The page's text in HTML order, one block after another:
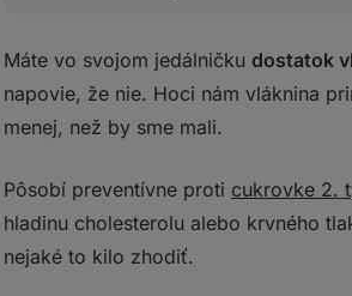
Vláknina je pre naše zdravie
Rozpustná vláknina:
Nerozpustná vláknina:
10 praktických tipov, ako jesť
1. Jedzte celé ovocie/zeleninu,
3. Nešúpte zemiaky, jablká ani
Máte vo svojom jedálničku dostatok
napovie, že nie. Hoci nám vláknina
menej, než by sme mali.
Pôsobí preventívne proti cukrovke 2.
hladinu cholesterolu alebo krvného
nejaké to kilo zhodiť.